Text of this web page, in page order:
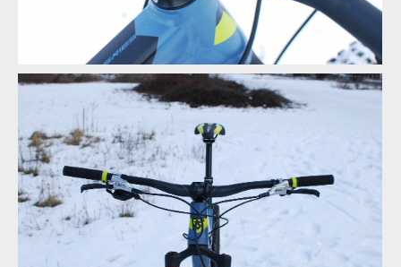
Rock Machine BLIZZARD 90-27 - brzdy TRP Slate G-Spec
Rock Machine BLIZZARD 90-27 - kokpit od RaceFace
Rock Machine BLIZZARD 90-27 - kokpit od RaceFace
Rock Machine BLIZZARD 90-27 - kokpit od RaceFace